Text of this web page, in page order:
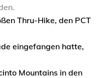
Thru-Hike, den PCT
eingefangen hatte,
Mountains in den